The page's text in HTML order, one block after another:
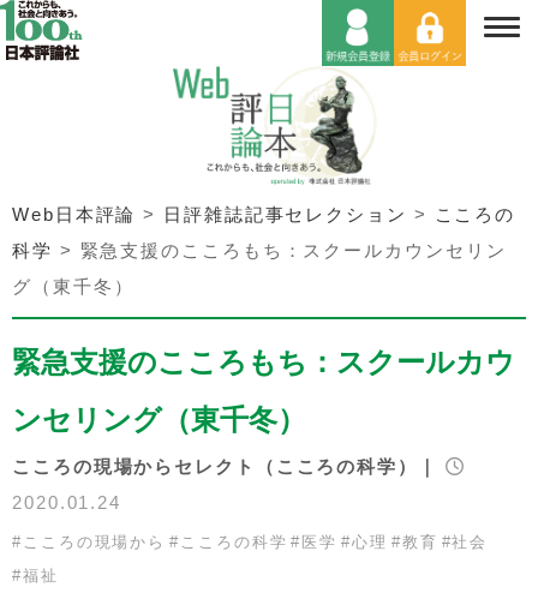
Web日本評論 > 日評雑誌記事セレクション >
こころの
科学 > 緊急支援のこころもち：スクールカウンセリン
グ（東千冬）
緊急支援のこころもち：スクールカウ
ンセリング（東千冬）
こころの現場からセレクト（こころの科学）｜
2020.01.24
# こころの現場から # こころの科学 # 医学 #心理 #教育 #社会
#福祉